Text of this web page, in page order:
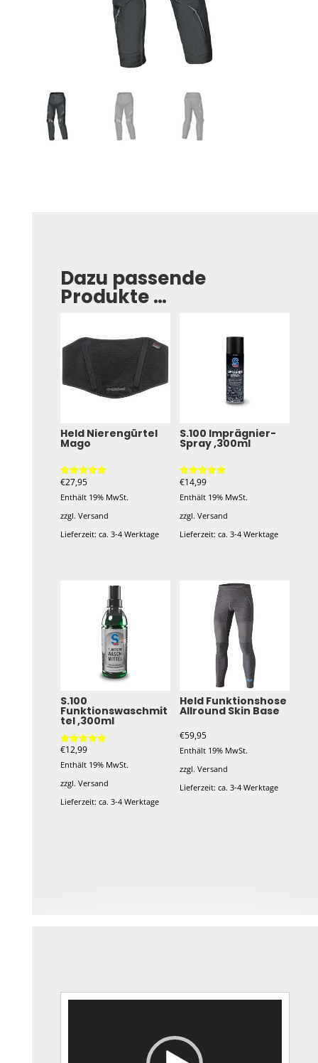
Dazu passende
Produkte …
Held Nierengürtel
Mago
Bewertet mit
von 5
€27,95
Enthält 19% MwSt.
zzgl.Versand
Lieferzeit: ca. 3-4 Werktage
Varianten
können
auf
der
Produktseite
gewählt
werden
S.100 Imprägnier-
Spray ,300ml
Bewertet mit
von 5
€14,99
Enthält 19% MwSt.
zzgl. Versand
Lieferzeit: ca. 3-4 Werktage
S.100
Funktionswaschmit
tel ,300ml
Bewertet mit
von 5
€12,99
Enthält 19% MwSt.
zzgl.Versand
Lieferzeit: ca. 3-4 Werktage
Held Funktionshose
Allround Skin Base
€59,95
Enthält 19% MwSt.
zzgl. Versand
Lieferzeit: ca. 3-4 Werktage
der
gewählt
werden